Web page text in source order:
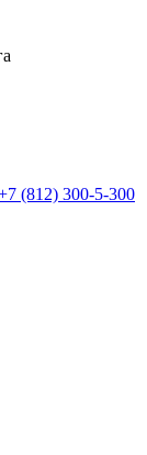
(812) 300-5-300